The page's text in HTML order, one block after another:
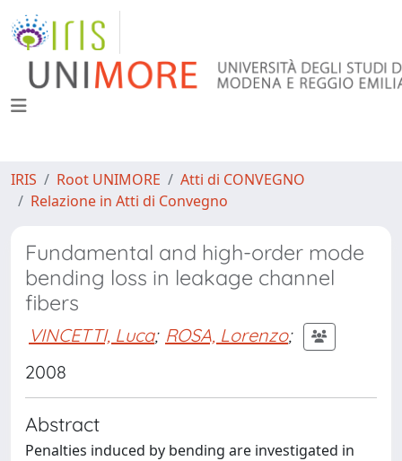
IRIS Root UNIMORE
Atti di CONVEGNO
Relazione in Atti di Convegno
Fundamental and high-order mode
bending loss in leakage channel
fibers
VINCETTI, Luca; ROSA, Lorenzo;
2008
Abstract
Penalties induced by bending are investigated in